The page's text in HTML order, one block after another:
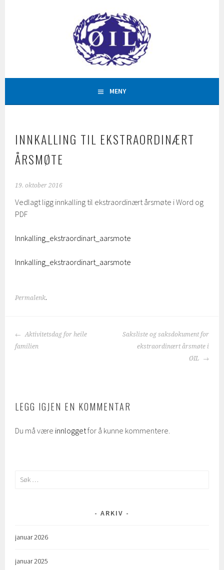
ØYSTESE IDRETTSLAG
AKTIVITETAR FOR ALLE
MENY
INNKALLING TIL EKSTRAORDINÆRT
ÅRSMØTE
19. oktober 2016
Vedlagt ligg innkalling til ekstraordinært årsmøte i Word og
PDF
Innkalling_ekstraordinart_aarsmote
Innkalling_ekstraordinart_aarsmote
Permalenk.
INNLEGGSNAVIGASJON
Aktivitetsdag for heile
familien
Saksliste og saksdokument for
ekstraordinært årsmøte i
ØIL
LEGG IGJEN EN KOMMENTAR
Du må være innloggetfor å kunne kommentere.
Søk
ARKIV
januar 2026
januar 2025